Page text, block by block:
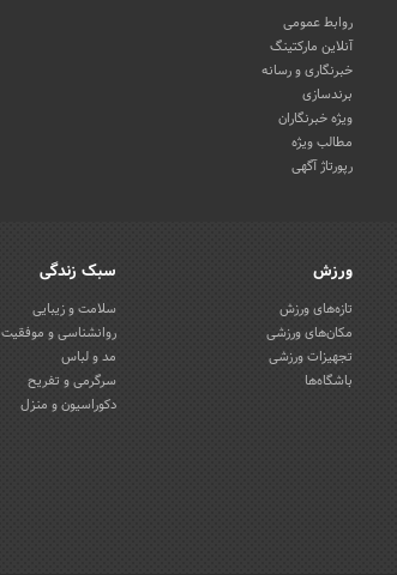
روابط عمومی
آنلاین مارکتینگ
خبرنگاری و رسانه
برندسازی
ویژه خبرنگاران
مطالب ویژه
رپورتاژ آگهی
ورزش
تازه‌های ورزش
مکان‌های ورزشی
تجهیزات ورزشی
باشگاه‌ها
سبک زندگی
سلامت و زیبایی
روانشناسی و موفقیت
مد و لباس
سرگرمی و تفریح
دکوراسیون و منزل